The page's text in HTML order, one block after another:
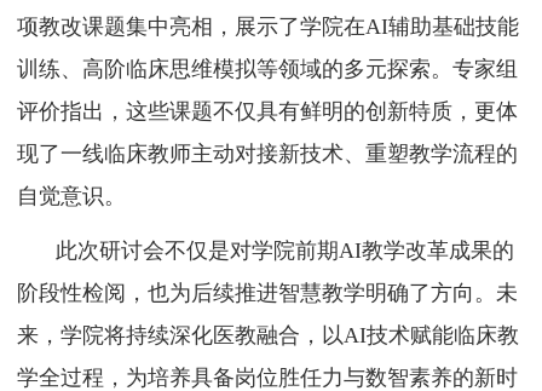
项教改课题集中亮相，展示了学院在AI辅助基础技能
训练、高阶临床思维模拟等领域的多元探索。专家组
评价指出，这些课题不仅具有鲜明的创新特质，更体
现了一线临床教师主动对接新技术、重塑教学流程的
自觉意识。
此次研讨会不仅是对学院前期AI教学改革成果的
阶段性检阅，也为后续推进智慧教学明确了方向。未
来，学院将持续深化医教融合，以AI技术赋能临床教
学全过程，为培养具备岗位胜任力与数智素养的新时